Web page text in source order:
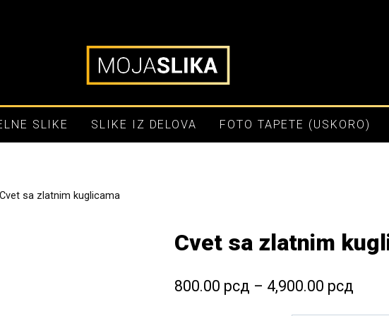
SLIKE SLIKE IZ DELOVA FOTO TAPETE (USKORO)
Cvet sa zlatnim kuglicama
Cvet sa zlatnim
800.00 рсд – 4,900.00 рсд